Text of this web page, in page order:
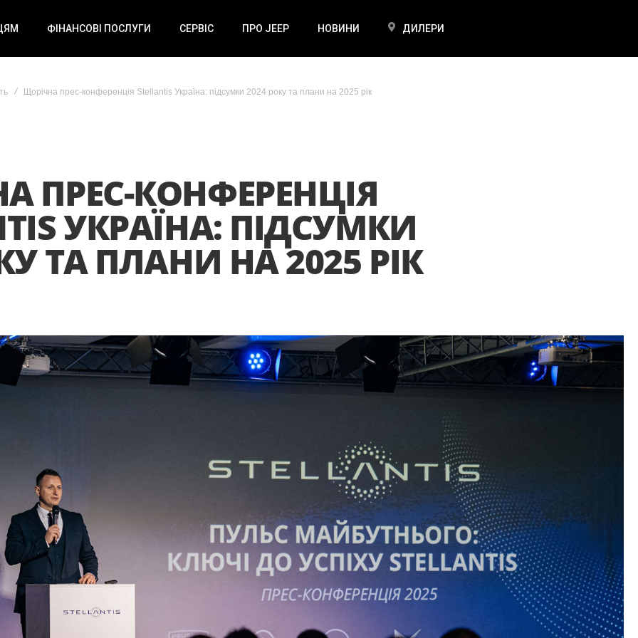
ФІНАНСОВІ ПОСЛУГИ СЕРВІС ПРО JEEP НОВИНИ ДИЛЕРИ
Щорічна прес-конференція Stellantis Україна: підсумки 2024 року та плани на 2025 рік
ПРЕС-КОНФЕРЕНЦІЯ
УКРАЇНА: ПІДСУМКИ
ТА ПЛАНИ НА 2025 РІК